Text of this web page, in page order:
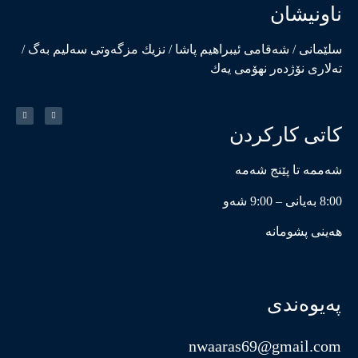
ناونیشان
سلێمانی / شەقامی ئیبراهیم پاشا / نزیك مزگەوتی سەلیم بەگ /
تەلاری نۆژدەر نهۆمی یەك
کاتی کارکردن
شەممە تا پێنج شەمە
8:00 بەیانی – 9:00 شەو
هەینی پشومانە
پەیوەندی
nwaaras69@gmail.com